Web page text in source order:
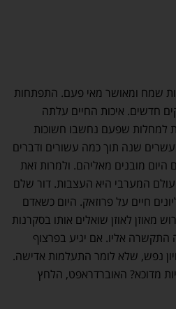
שמח ומאושר מאי פעם. התפתחות
חדשים. איכות החיים עלתה
למחלות שפעם נחשבו חשוכות
שנה תוך כמה עשורים ודברים
מובנים מאליהם. ולמרות זאת
המערבי היא העצבות. דור שלם
חיים על פרוזאק. היום כשאדם
מאוזן לאוזן שואלים אותו בסקרנות
אליו. אם יגיע בפרצוף
נפש, שלא לומר התעלמות אדישה.
מדוכא? האוברדראפט, הלחץ